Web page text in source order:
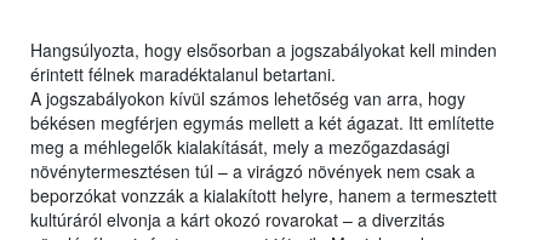
Hangsúlyozta, hogy elsősorban a jogszabályokat kell minden
érintett félnek maradéktalanul betartani.
A jogszabályokon kívül számos lehetőség van arra, hogy
békésen megférjen egymás mellett a két ágazat. Itt említette
meg a méhlegelők kialakítását, mely a mezőgazdasági
növénytermesztésen túl – a virágzó növények nem csak a
beporzókat vonzzák a kialakított helyre, hanem a termesztett
kultúráról elvonja a kárt okozó rovarokat – a diverzitás